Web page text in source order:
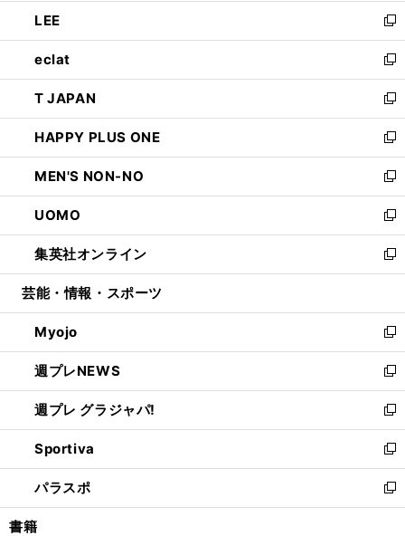
く
で
開
く
ド
ウ
で
開
く
ウ
ィ
ン
ド
ウ
で
開
く
し
い
ウ
ィ
ン
ド
ウ
で
開
く
LEE
新
し
い
ウ
ィ
ン
ド
ウ
で
開
く
eclat
新
し
い
ウ
ィ
ン
ド
ウ
で
開
く
T JAPAN
新
し
い
ウ
ィ
ン
ド
ウ
で
開
HAPPY PLUS ONE
新
し
い
ウ
ィ
ン
ド
ウ
開
く
MEN'S NON-NO
新
し
い
ウ
ィ
ン
ウ
で
開
く
UOMO
新
し
い
ウ
ン
ド
ウ
で
開
く
集英社オンライン
新
し
ウ
ィ
ン
ド
ウ
で
開
く
芸能・情報・スポーツ
Myojo
新
し
い
ウ
ィ
ン
ド
ウ
で
開
週プレNEWS
新
し
い
ウ
ィ
ン
ド
ウ
週プレ グラジャパ!
新
し
い
ウ
ィ
ン
Sportiva
新
し
い
ウ
パラスポ
新
し
書籍